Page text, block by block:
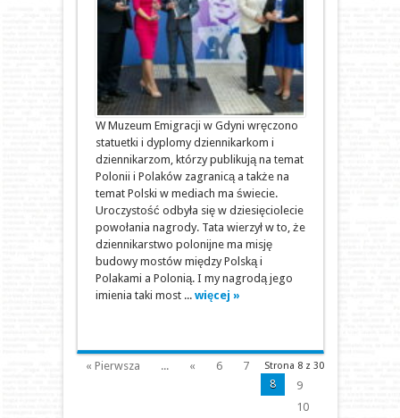
W Muzeum Emigracji w Gdyni wręczono
statuetki i dyplomy dziennikarkom i
dziennikarzom, którzy publikują na temat
Polonii i Polaków zagranicą a także na
temat Polski w mediach ma świecie.
Uroczystość odbyła się w dziesięciolecie
powołania nagrody. Tata wierzył w to, że
dziennikarstwo polonijne ma misję
budowy mostów między Polską i
Polakami a Polonią. I my nagrodą jego
imienia taki most ... więcej »
Strona 8 z 30
« Pierwsza ... « 6
7
8
9
10